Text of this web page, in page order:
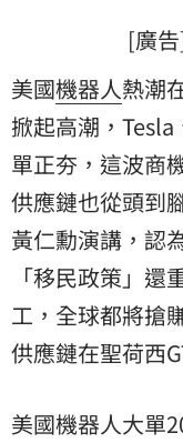
[廣
美國機器人熱潮
掀起高潮，
單正夯，這波商
供應鏈也從頭到
黃仁勳演講，認
「移民政策」
工，全球都將搶
供應鏈在聖荷西
美國機器人大單